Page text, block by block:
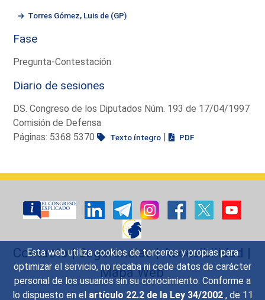
Esta web utiliza cookies de terceros y propias para
optimizar el servicio, no recaba ni cede datos de carácter
personal de los usuarios sin su conocimiento. Conforme a
lo dispuesto en el artículo 22.2 de la Ley 34/2002 , de 11
Torres Gómez, Luis de (GP)
Fase
Pregunta-Contestación
Diario de sesiones
DS. Congreso de los Diputados Núm. 193 de 17/04/1997
Comisión de Defensa
Páginas: 5368 5370
Texto íntegro | PDF
Contacto|Sugerencias|Accesibilidad |
Mapa Web